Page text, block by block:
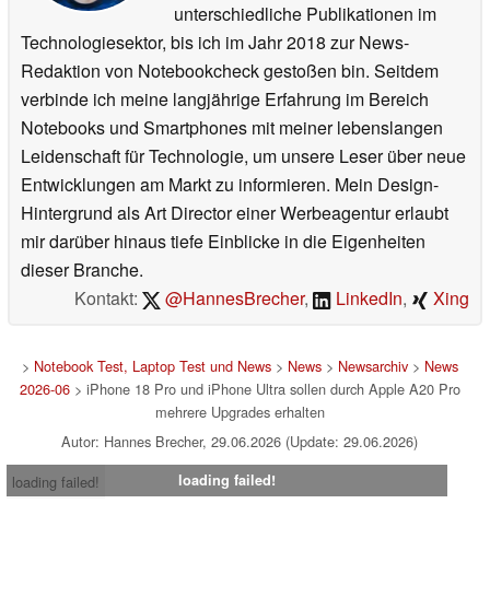
unterschiedliche Publikationen im
Technologiesektor, bis ich im Jahr 2018 zur News-
Redaktion von Notebookcheck gestoßen bin. Seitdem
verbinde ich meine langjährige Erfahrung im Bereich
Notebooks und Smartphones mit meiner lebenslangen
Leidenschaft für Technologie, um unsere Leser über neue
Entwicklungen am Markt zu informieren. Mein Design-
Hintergrund als Art Director einer Werbeagentur erlaubt
mir darüber hinaus tiefe Einblicke in die Eigenheiten
dieser Branche.
Kontakt:
@HannesBrecher, LinkedIn, Xing
> Notebook Test, Laptop Test und News> News> Newsarchiv> News
2026-06> iPhone 18 Pro und iPhone Ultra sollen durch Apple A20 Pro
mehrere Upgrades erhalten
Autor: Hannes Brecher, 29.06.2026 (Update: 29.06.2026)
loading failed!
loading failed!